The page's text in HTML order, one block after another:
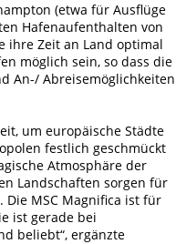
(etwa für Ausflüge
Hafenaufenthalten von
ihre Zeit an Land optimal
möglich sein, so dass die
An-/ Abreisemöglichkeiten
um europäische Städte
festlich geschmückt
Atmosphäre der
Landschaften sorgen für
MSC Magnifica ist für
ist gerade bei
beliebt“, ergänzte